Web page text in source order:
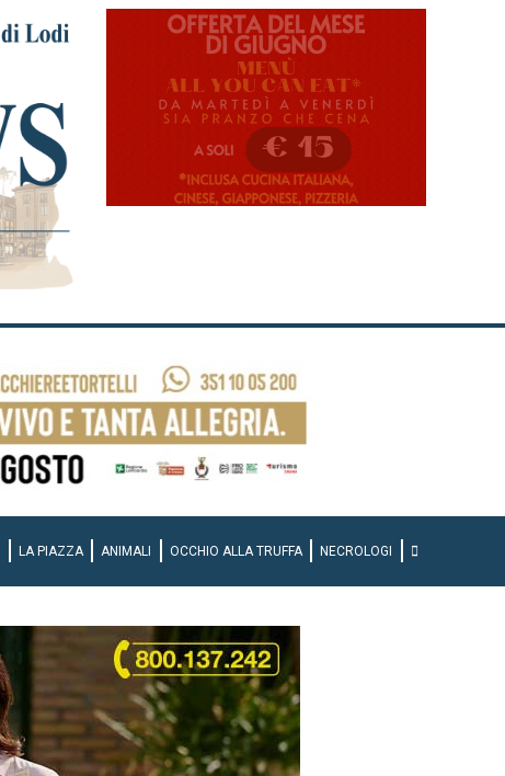
LA PIAZZA ANIMALI OCCHIO ALLA TRUFFA NECROLOGI